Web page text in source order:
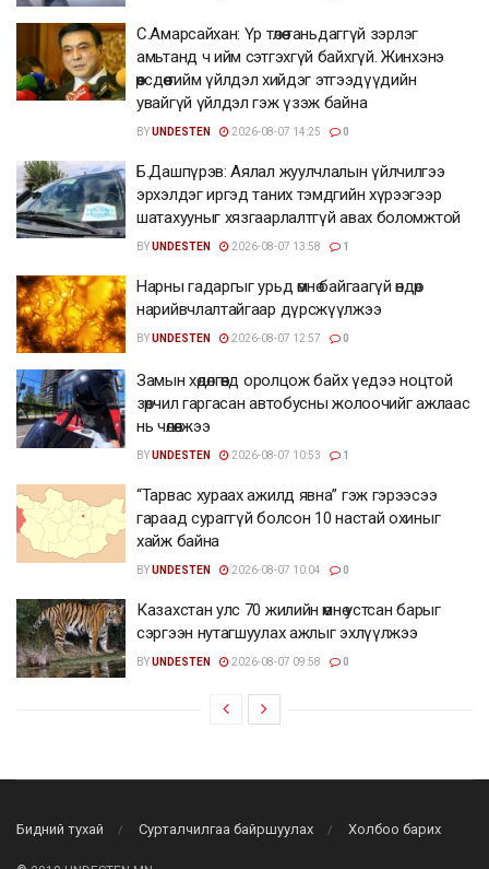
С.Амарсайхан: Үр төлөө таньдаггүй зэрлэг
амьтанд ч ийм сэтгэхгүй байхгүй. Жинхэнэ
өөрсдөө тийм үйлдэл хийдэг этгээдүүдийн
увайгүй үйлдэл гэж үзэж байна
BYUNDESTEN 2026-08-07 14:25 0
Б.Дашпүрэв: Аялал жуулчлалын үйлчилгээ
эрхэлдэг иргэд таних тэмдгийн хүрээгээр
шатахууныг хязгаарлалтгүй авах боломжтой
BYUNDESTEN 2026-08-07 13:58 1
Нарны гадаргыг урьд өмнө байгаагүй өндөр
нарийвчлалтайгаар дүрсжүүлжээ
BYUNDESTEN 2026-08-07 12:57 0
Замын хөдөлгөөнд оролцож байх үедээ ноцтой
зөрчил гаргасан автобусны жолоочийг ажлаас
нь чөлөөлжээ
BYUNDESTEN 2026-08-07 10:53 1
“Тарвас хураах ажилд явна” гэж гэрээсээ
гараад сураггүй болсон 10 настай охиныг
хайж байна
BYUNDESTEN 2026-08-07 10:04 0
Казахстан улс 70 жилийн өмнө устсан барыг
сэргээн нутагшуулах ажлыг эхлүүлжээ
BYUNDESTEN 2026-08-07 09:58 0
Бидний тухай Сурталчилгаа байршуулах Холбоо барих